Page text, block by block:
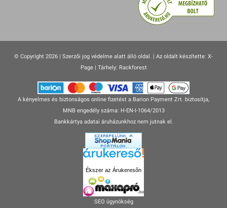
© Copyright 2026 | Szerzői jog védelme alatt álló oldal. | Az oldalt készítette: X-
Page| Tárhely: Rackforest
A kényelmes és biztonságos online fizetést a Barion Payment Zrt. biztosítja,
MNB engedély száma: H-EN-I-1064/2013
Bankkártya adatai áruházunkhoz nem jutnak el.
Ékszer az Árukeresőn
SEO ügynökség